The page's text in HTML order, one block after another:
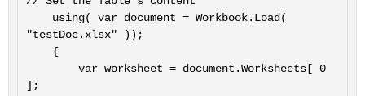
"testDoc.xlsx" ));
];